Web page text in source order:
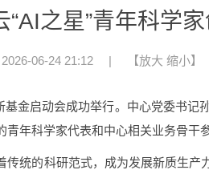
“AI之星”青年科学
2026-06-24 21:12 | 【放大 缩小】
基金启动会成功举行。中心党委书
青年科学家代表和中心相关业务骨干参
传统的科研范式，成为发展新质生产